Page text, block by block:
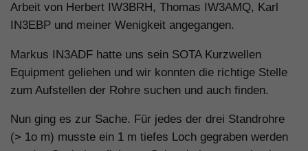
Arbeit von Herbert IW3BRH, Thomas IW3AMQ, Karl
IN3EBP und meiner Wenigkeit angegangen.
Markus IN3ADF hatte uns sein SOTA Kurzwellen
Equipment geliehen und wir konnten die richtige Stelle
zum Aufstellen der Rohre suchen und auch finden.
Nun ging es zur Sache. Für jedes der drei Standrohre
(> 1o m) musste ein 1 m tiefes Loch gegraben werden